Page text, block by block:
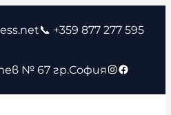
📞 +359 877 277 595
№ 67 гр.София Instagram
Facebook